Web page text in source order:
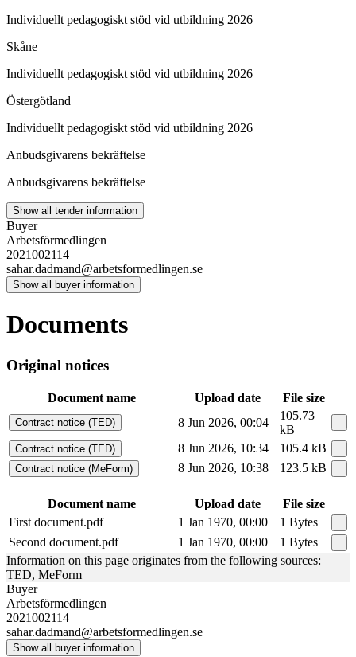
Individuellt pedagogiskt stöd vid utbildning 2026
Skåne
Individuellt pedagogiskt stöd vid utbildning 2026
Östergötland
Individuellt pedagogiskt stöd vid utbildning 2026
Anbudsgivarens bekräftelse
Anbudsgivarens bekräftelse
Show all tender information
Buyer
Arbetsförmedlingen
2021002114
sahar.dadmand@arbetsformedlingen.se
Show all buyer information
Documents
Original notices
Document name Upload date File size
Contract notice (TED) 8 Jun 2026, 00:04
105.73
kB
Contract notice (TED) 8 Jun 2026, 10:34 105.4 kB
Contract notice (MeForm) 8 Jun 2026, 10:38 123.5 kB
Document name Upload date
File size
First document.pdf
1 Jan 1970, 00:00
1 Bytes
Second document.pdf
1 Jan 1970, 00:00
1 Bytes
Information on this page originates from the following sources:
TED, MeForm
Buyer
Arbetsförmedlingen
2021002114
sahar.dadmand@arbetsformedlingen.se
Show all buyer information